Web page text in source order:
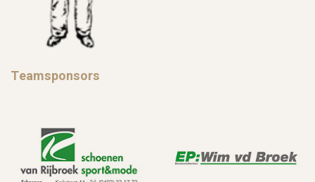
Teamsponsors